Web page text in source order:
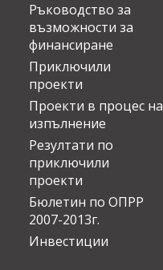
Ръководство за
възможности за
финансиране
Приключили
проекти
Проекти в процес на
изпълнение
Резултати по
приключили
проекти
Бюлетин по ОПРР
2007-2013г.
Инвестиции